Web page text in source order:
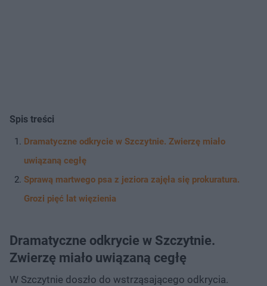
Spis treści
Dramatyczne odkrycie w Szczytnie. Zwierzę miało
uwiązaną cegłę
Sprawą martwego psa z jeziora zajęła się prokuratura.
Grozi pięć lat więzienia
Dramatyczne odkrycie w Szczytnie.
Zwierzę miało uwiązaną cegłę
W Szczytnie doszło do wstrząsającego odkrycia.